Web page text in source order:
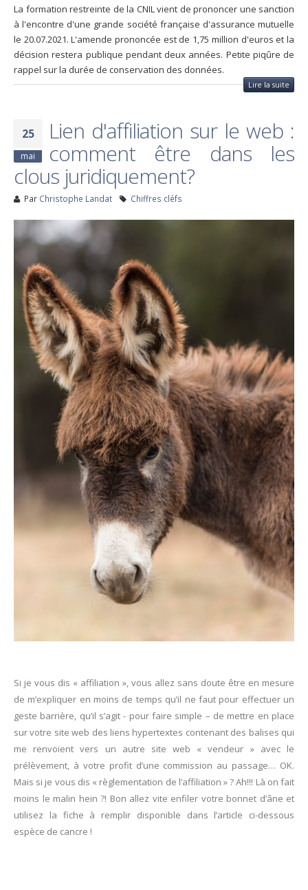
La formation restreinte de la CNIL vient de prononcer une sanction
à l'encontre d'une grande société française d'assurance mutuelle
le 20.07.2021. L'amende prononcée est de 1,75 million d'euros et la
décision restera publique pendant deux années. Petite piqûre de
rappel sur la durée de conservation des données.
Lire la suite
25
mai
Lien d'affiliation sur le web :
comment être dans les
clous juridiquement?
Par Christophe Landat Chiffres cléfs
Si je vous dis « affiliation », vous allez sans doute être en mesure
de m’expliquer en moins de temps qu’il ne faut pour effectuer un
geste barrière, qu’il s’agit - pour faire simple – de mettre en place
sur votre site web des liens hypertextes contenant des balises qui
me renvoient vers un autre site web « vendeur » avec le
prélèvement, à votre profit d’une commission au passage… OK.
Mais si je vous dis « règlementation de l’affiliation » ? Ah!!! Là on fait
moins le malin hein ?! Bon allez vite enfiler votre bonnet d’âne et
utilisez la fiche à remplir disponible dans l’article ci-dessous
espèce de cancre !